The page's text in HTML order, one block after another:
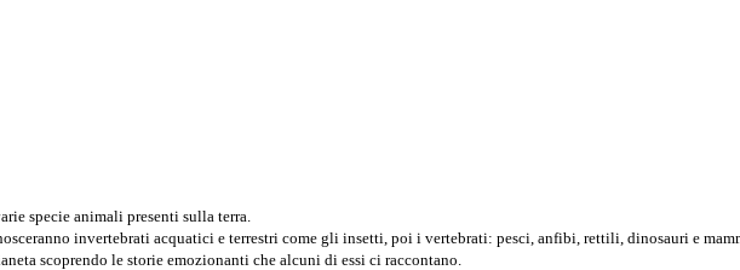
specie animali presenti sulla terra.
invertebrati acquatici e terrestri come gli insetti, poi i vertebrati: pesci, anfibi, rettili, dinosauri e
scoprendo le storie emozionanti che alcuni di essi ci raccontano.